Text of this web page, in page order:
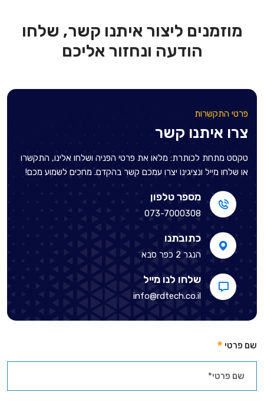
מוזמנים ליצור איתנו קשר, שלחו
הודעה ונחזור אליכם
פרטי התקשרות
צרו איתנו קשר
טקסט מתחת לכותרת: מלאו את פרטי הפניה ושלחו אלינו, התקשרו
או שלחו מייל ונציגינו יצרו עמכם קשר בהקדם. מחכים לשמוע מכם!
מספר טלפון
073-7000308
כתובתנו
הנגר 2 כפר סבא
שלחו לנו מייל
info@rdtech.co.il
שם פרטי